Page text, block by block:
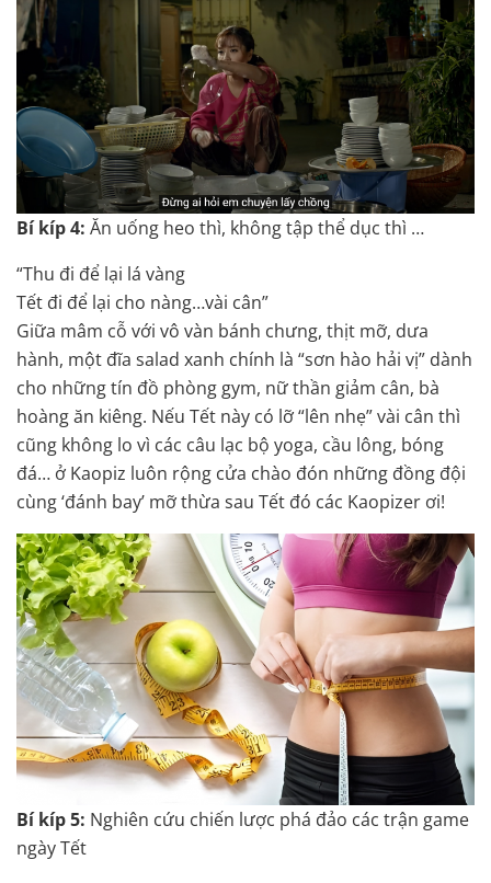
Bí kíp 4: Ăn uống heo thì, không tập thể dục thì …
“Thu đi để lại lá vàng
Tết đi để lại cho nàng…vài cân”
Giữa mâm cỗ với vô vàn bánh chưng, thịt mỡ, dưa
hành, một đĩa salad xanh chính là “sơn hào hải vị” dành
cho những tín đồ phòng gym, nữ thần giảm cân, bà
hoàng ăn kiêng. Nếu Tết này có lỡ “lên nhẹ” vài cân thì
cũng không lo vì các câu lạc bộ yoga, cầu lông, bóng
đá… ở Kaopiz luôn rộng cửa chào đón những đồng đội
cùng ‘đánh bay’ mỡ thừa sau Tết đó các Kaopizer ơi!
Bí kíp 5: Nghiên cứu chiến lược phá đảo các trận game
ngày Tết